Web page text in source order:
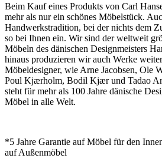
Beim Kauf eines Produkts von Carl
mehr als nur ein schönes Möbelstück.
Handwerkstradition, bei der nichts dem
so bei Ihnen ein. Wir sind der weltweit
Möbeln des dänischen Designmeisters
hinaus produzieren wir auch Werke
Möbeldesigner, wie Arne Jacobsen, Ole
Poul Kjærholm, Bodil Kjær und Tadao
steht für mehr als 100 Jahre dänische
Möbel in alle Welt.
*5 Jahre Garantie auf Möbel für den
auf Außenmöbel